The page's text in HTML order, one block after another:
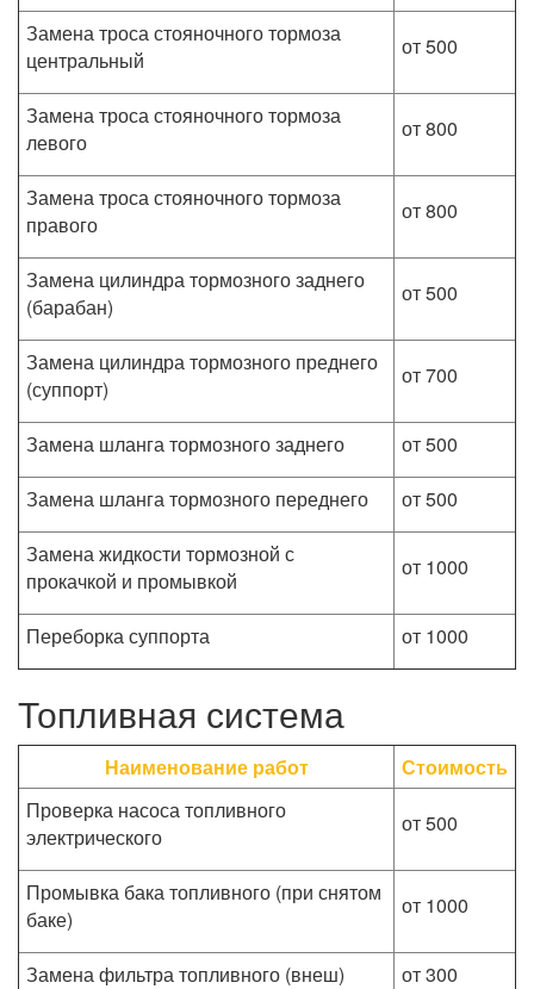
Замена троса стояночного тормоза
центральный
от 500
Замена троса стояночного тормоза
левого
от 800
Замена троса стояночного тормоза
правого
от 800
Замена цилиндра тормозного заднего
(барабан)
от 500
Замена цилиндра тормозного преднего
(суппорт)
от 700
Замена шланга тормозного заднего
от 500
Замена шланга тормозного переднего
от 500
Замена жидкости тормозной с
прокачкой и промывкой
от 1000
Переборка суппорта от 1000
Топливная система
Наименование работ
Стоимость
Проверка насоса топливного
электрического
от 500
Промывка бака топливного (при снятом
баке)
от 1000
Замена фильтра топливного (внеш)
от 300